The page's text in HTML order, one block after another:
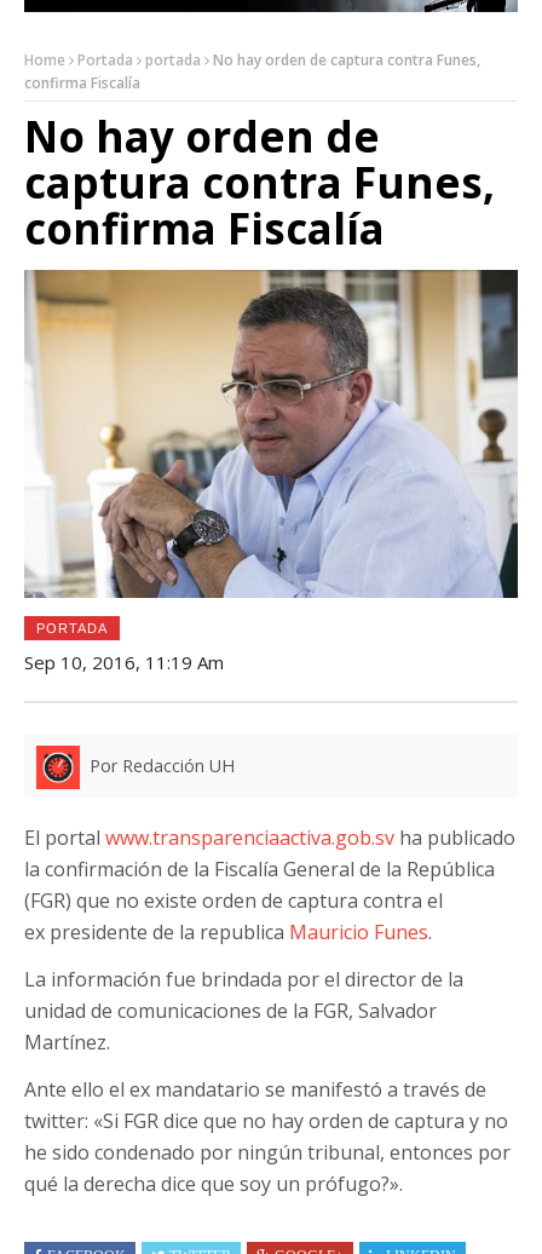
Home Portada portada
No hay orden de captura contra Funes,
confirma Fiscalía
No hay orden de
captura contra Funes,
confirma Fiscalía
PORTADA
Sep 10, 2016, 11:19 Am
Por Redacción UH
El portal www.transparenciaactiva.gob.sv ha publicado
la confirmación de la Fiscalía General de la República
(FGR) que no existe orden de captura contra el
ex presidente de la republica Mauricio Funes.
La información fue brindada por el director de la
unidad de comunicaciones de la FGR, Salvador
Martínez.
Ante ello el ex mandatario se manifestó a través de
twitter: «Si FGR dice que no hay orden de captura y no
he sido condenado por ningún tribunal, entonces por
qué la derecha dice que soy un prófugo?».